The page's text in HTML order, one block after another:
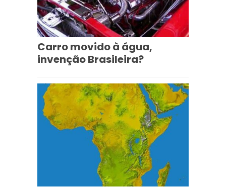
Carro movido à água,
invenção Brasileira?